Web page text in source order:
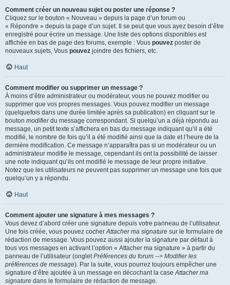
Comment créer un nouveau sujet ou poster une réponse ?
Cliquez sur le bouton « Nouveau » depuis la page d’un forum ou
« Répondre » depuis la page d’un sujet. Il se peut que vous ayez besoin d’être
enregistré pour écrire un message. Une liste des options disponibles est
affichée en bas de page des forums, exemple : Vous pouvez poster de
nouveaux sujets, Vous pouvez joindre des fichiers, etc.
Haut
Comment modifier ou supprimer un message ?
À moins d’être administrateur ou modérateur, vous ne pouvez modifier ou
supprimer que vos propres messages. Vous pouvez modifier un message
(quelquefois dans une durée limitée après sa publication) en cliquant sur le
bouton modifierdu message correspondant. Si quelqu’un a déjà répondu au
message, un petit texte s’affichera en bas du message indiquant qu’il a été
modifié, le nombre de fois qu’il a été modifié ainsi que la date et l’heure de la
dernière modification. Ce message n’apparaîtra pas si un modérateur ou un
administrateur modifie le message, cependant ils ont la possibilité de laisser
une note indiquant qu’ils ont modifié le message de leur propre initiative.
Notez que les utilisateurs ne peuvent pas supprimer un message une fois que
quelqu’un y a répondu.
Haut
Comment ajouter une signature à mes messages ?
Vous devez d’abord créer une signature depuis votre panneau de l’utilisateur.
Une fois créée, vous pouvez cocherAttacher ma signature sur le formulaire de
rédaction de message. Vous pouvez aussi ajouter la signature par défaut à
tous vos messages en activant l’option « Attacher ma signature » à partir du
panneau de l’utilisateur (ongletPréférences du forum --> Modifier les
préférences de message). Par la suite, vous pourrez toujours empêcher une
signature d’être ajoutée à un message en décochant la caseAttacher ma
signature dans le formulaire de rédaction de message.